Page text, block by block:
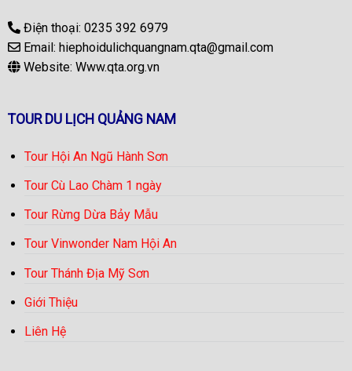
Điện thoại: 0235 392 6979
Email: hiephoidulichquangnam.qta@gmail.com
Website: Www.qta.org.vn
TOUR DU LỊCH QUẢNG NAM
Tour Hội An Ngũ Hành Sơn
Tour Cù Lao Chàm 1 ngày
Tour Rừng Dừa Bảy Mẫu
Tour Vinwonder Nam Hội An
Tour Thánh Địa Mỹ Sơn
Giới Thiệu
Liên Hệ